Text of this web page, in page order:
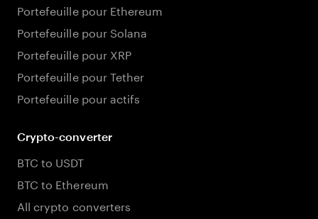
Portefeuille pour Ethereum
Portefeuille pour Solana
Portefeuille pour XRP
Portefeuille pour Tether
Portefeuille pour actifs
Crypto-converter
BTC to USDT
BTC to Ethereum
All crypto converters